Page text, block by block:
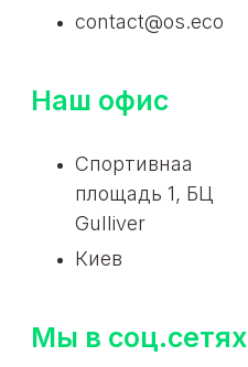
contact@os.eco
Наш офис
Спортивнаа
площадь 1, БЦ
Gulliver
Киев
Мы в соц.сетях